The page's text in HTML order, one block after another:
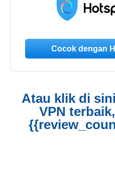
Cocok dengan
Atau klik di
VPN